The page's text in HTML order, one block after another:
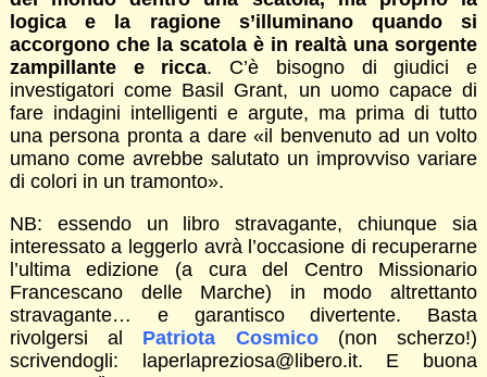
logica e la ragione s’illuminano quando si
accorgono che la scatola è in realtà una sorgente
zampillante e ricca. C’è bisogno di giudici e
investigatori come Basil Grant, un uomo capace di
fare indagini intelligenti e argute, ma prima di tutto
una persona pronta a dare «il benvenuto ad un volto
umano come avrebbe salutato un improvviso variare
di colori in un tramonto».
NB: essendo un libro stravagante, chiunque sia
interessato a leggerlo avrà l’occasione di recuperarne
l’ultima edizione (a cura del Centro Missionario
Francescano delle Marche) in modo altrettanto
stravagante… e garantisco divertente. Basta
rivolgersi al Patriota Cosmico(non scherzo!)
scrivendogli: laperlapreziosa@libero.it. E buona